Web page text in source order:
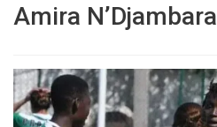
Amira N’Djambara